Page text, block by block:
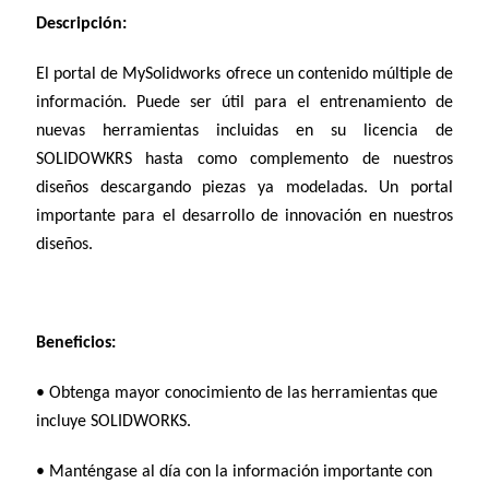
Descripción:
El portal de MySolidworks ofrece un contenido múltiple de
información. Puede ser útil para el entrenamiento de
nuevas herramientas incluidas en su licencia de
SOLIDOWKRS hasta como complemento de nuestros
diseños descargando piezas ya modeladas. Un portal
importante para el desarrollo de innovación en nuestros
diseños.
Beneficios:
• Obtenga mayor conocimiento de las herramientas que
incluye SOLIDWORKS.
• Manténgase al día con la información importante con